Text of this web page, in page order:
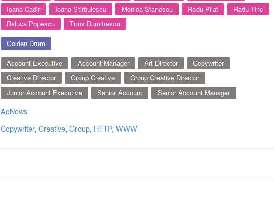
Ioana Cadir
Ioana Stirbulescu Monica Stanescu Radu Pilat
Radu Tinc
Raluca Popescu
Titus Dumitrescu
Golden Drum
Account Executive Account Manager Art Director
Copywriter
Creative Director
Group Creative
Group Creative Director
Junior Account Executive
Senior Account Senior Account Manager
AdNews
Copywriter, Creative, Group, HTTP, WWW